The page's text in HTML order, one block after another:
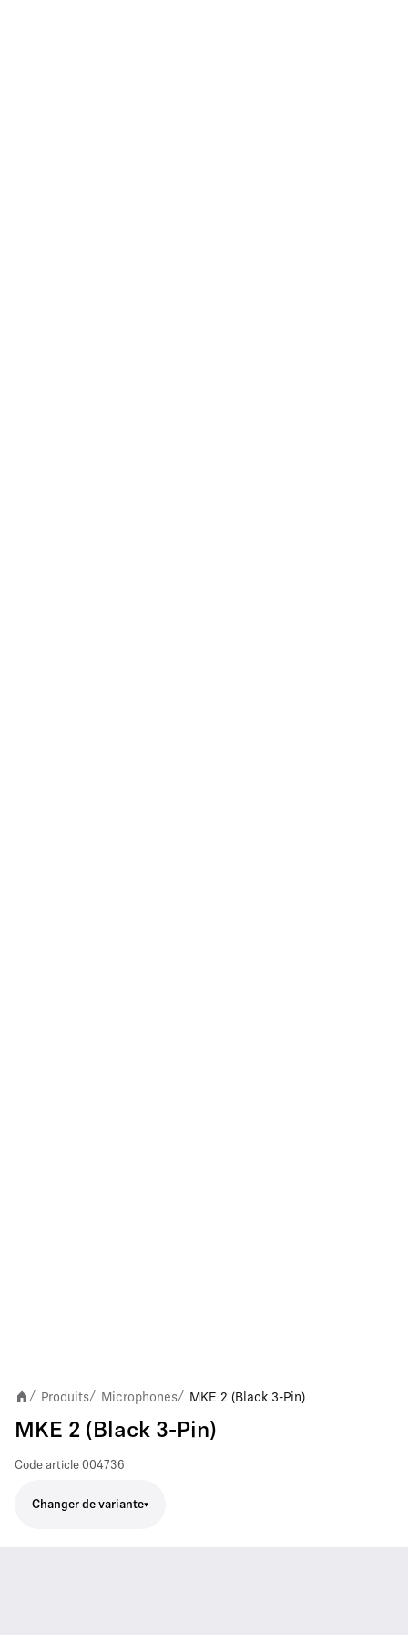
/ Produits/ Microphones/ MKE 2 (Black 3-Pin)
MKE 2 (Black 3-Pin)
Code article 004736
Changer de variante